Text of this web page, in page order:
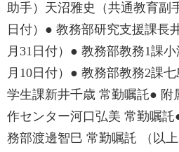
助手）天沼雅史（共通教育副
日付）● 教務部研究支援課長
月31日付）● 教務部教務1課
月10日付）● 教務部教務2課
学生課新井千歳 常勤嘱託● 附
作センター河口弘美 常勤嘱
務部渡邊智巳 常勤嘱託 （以